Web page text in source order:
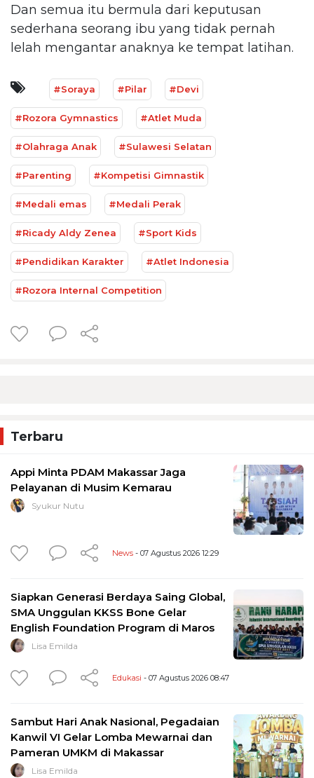
Dan semua itu bermula dari keputusan
sederhana seorang ibu yang tidak pernah
lelah mengantar anaknya ke tempat latihan.
#Soraya #Pilar #Devi
#Rozora Gymnastics #Atlet Muda
#Olahraga Anak #Sulawesi Selatan
#Parenting #Kompetisi Gimnastik
#Medali emas #Medali Perak
#Ricady Aldy Zenea #Sport Kids
#Pendidikan Karakter #Atlet Indonesia
#Rozora Internal Competition
Terbaru
Appi Minta PDAM Makassar Jaga
Pelayanan di Musim Kemarau
Syukur Nutu
News - 07 Agustus 2026 12:29
Siapkan Generasi Berdaya Saing Global,
SMA Unggulan KKSS Bone Gelar
English Foundation Program di Maros
Lisa Emilda
Edukasi - 07 Agustus 2026 08:47
Sambut Hari Anak Nasional, Pegadaian
Kanwil VI Gelar Lomba Mewarnai dan
Pameran UMKM di Makassar
Lisa Emilda